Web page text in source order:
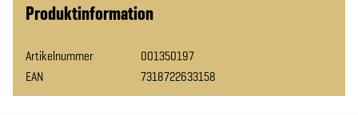
Produktinformation
Artikelnummer
001350197
EAN
7318722633158